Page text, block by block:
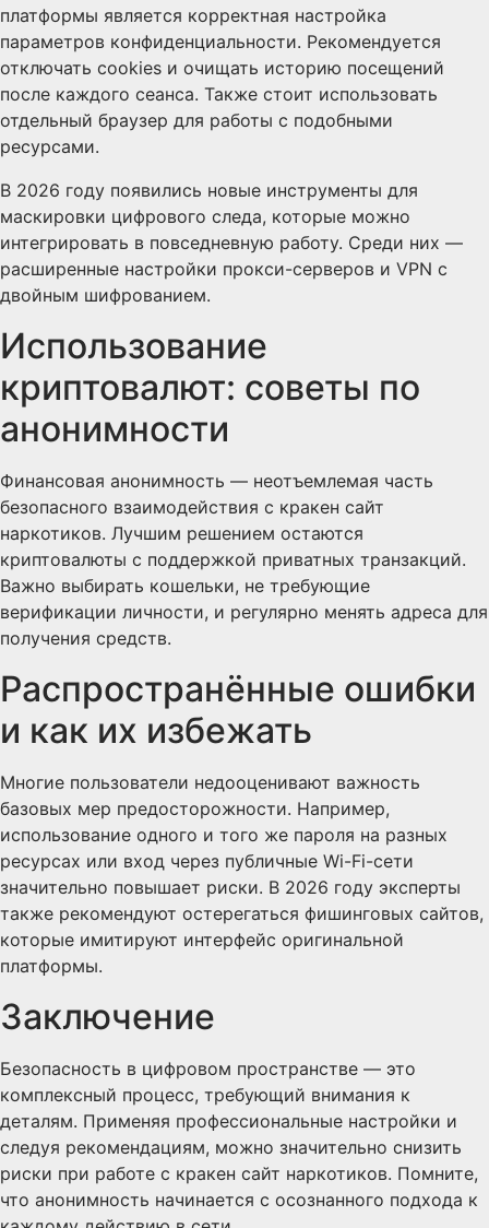
платформы является корректная настройка
параметров конфиденциальности. Рекомендуется
отключать cookies и очищать историю посещений
после каждого сеанса. Также стоит использовать
отдельный браузер для работы с подобными
ресурсами.
В 2026 году появились новые инструменты для
маскировки цифрового следа, которые можно
интегрировать в повседневную работу. Среди них —
расширенные настройки прокси-серверов и VPN с
двойным шифрованием.
Использование
криптовалют: советы по
анонимности
Финансовая анонимность — неотъемлемая часть
безопасного взаимодействия с кракен сайт
наркотиков. Лучшим решением остаются
криптовалюты с поддержкой приватных транзакций.
Важно выбирать кошельки, не требующие
верификации личности, и регулярно менять адреса для
получения средств.
Распространённые ошибки
и как их избежать
Многие пользователи недооценивают важность
базовых мер предосторожности. Например,
использование одного и того же пароля на разных
ресурсах или вход через публичные Wi-Fi-сети
значительно повышает риски. В 2026 году эксперты
также рекомендуют остерегаться фишинговых сайтов,
которые имитируют интерфейс оригинальной
платформы.
Заключение
Безопасность в цифровом пространстве — это
комплексный процесс, требующий внимания к
деталям. Применяя профессиональные настройки и
следуя рекомендациям, можно значительно снизить
риски при работе с кракен сайт наркотиков. Помните,
что анонимность начинается с осознанного подхода к